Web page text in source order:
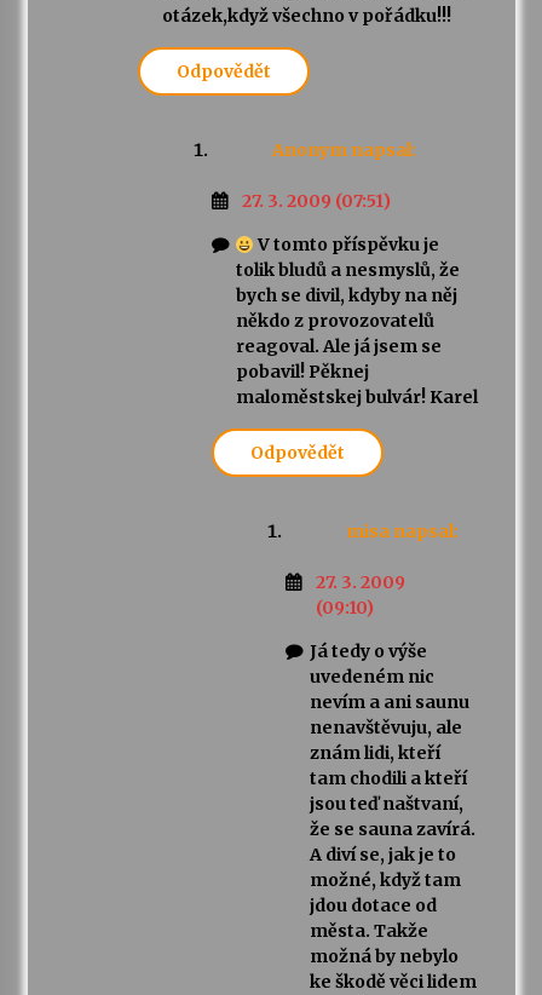
otázek,když všechno v pořádku!!!
Odpovědět
Anonym napsal:
27. 3. 2009 (07:51)
V tomto příspěvku je
tolik bludů a nesmyslů, že
bych se divil, kdyby na něj
někdo z provozovatelů
reagoval. Ale já jsem se
pobavil! Pěknej
maloměstskej bulvár! Karel
Odpovědět
misa napsal:
27. 3. 2009
(09:10)
Já tedy o výše
uvedeném nic
nevím a ani saunu
nenavštěvuju, ale
znám lidi, kteří
tam chodili a kteří
jsou teď naštvaní,
že se sauna zavírá.
A diví se, jak je to
možné, když tam
jdou dotace od
města. Takže
možná by nebylo
ke škodě věci lidem